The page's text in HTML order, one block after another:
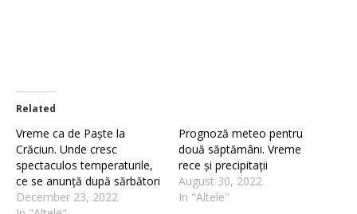
Related
Vreme ca de Paște la
Crăciun. Unde cresc
spectaculos temperaturile,
ce se anunță după sărbători
December 23, 2022
Prognoză meteo pentru
două săptămâni. Vreme
rece și precipitații
August 30, 2022
In "Altele"